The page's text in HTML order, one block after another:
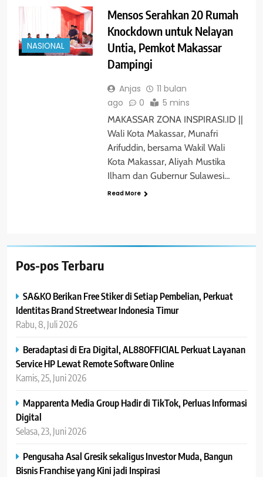
NASIONAL
Mensos Serahkan 20 Rumah
Knockdown untuk Nelayan
Untia, Pemkot Makassar
Dampingi
Anjas
11 bulan
ago
0 5 mins
MAKASSAR ZONA INSPIRASI.ID ||
Wali Kota Makassar, Munafri
Arifuddin, bersama Wakil Wali
Kota Makassar, Aliyah Mustika
Ilham dan Gubernur Sulawesi…
Read More
Pos-pos Terbaru
SA&KO Berikan Free Stiker di Setiap Pembelian, Perkuat
Identitas Brand Streetwear Indonesia Timur
Rabu, 8, Juli 2026
Beradaptasi di Era Digital, AL88OFFICIAL Perkuat Layanan
Service HP Lewat Remote Software Online
Kamis, 25, Juni 2026
Mapparenta Media Group Hadir di TikTok, Perluas Informasi
Digital
Selasa, 23, Juni 2026
Pengusaha Asal Gresik sekaligus Investor Muda, Bangun
Bisnis Franchise yang Kini jadi Inspirasi